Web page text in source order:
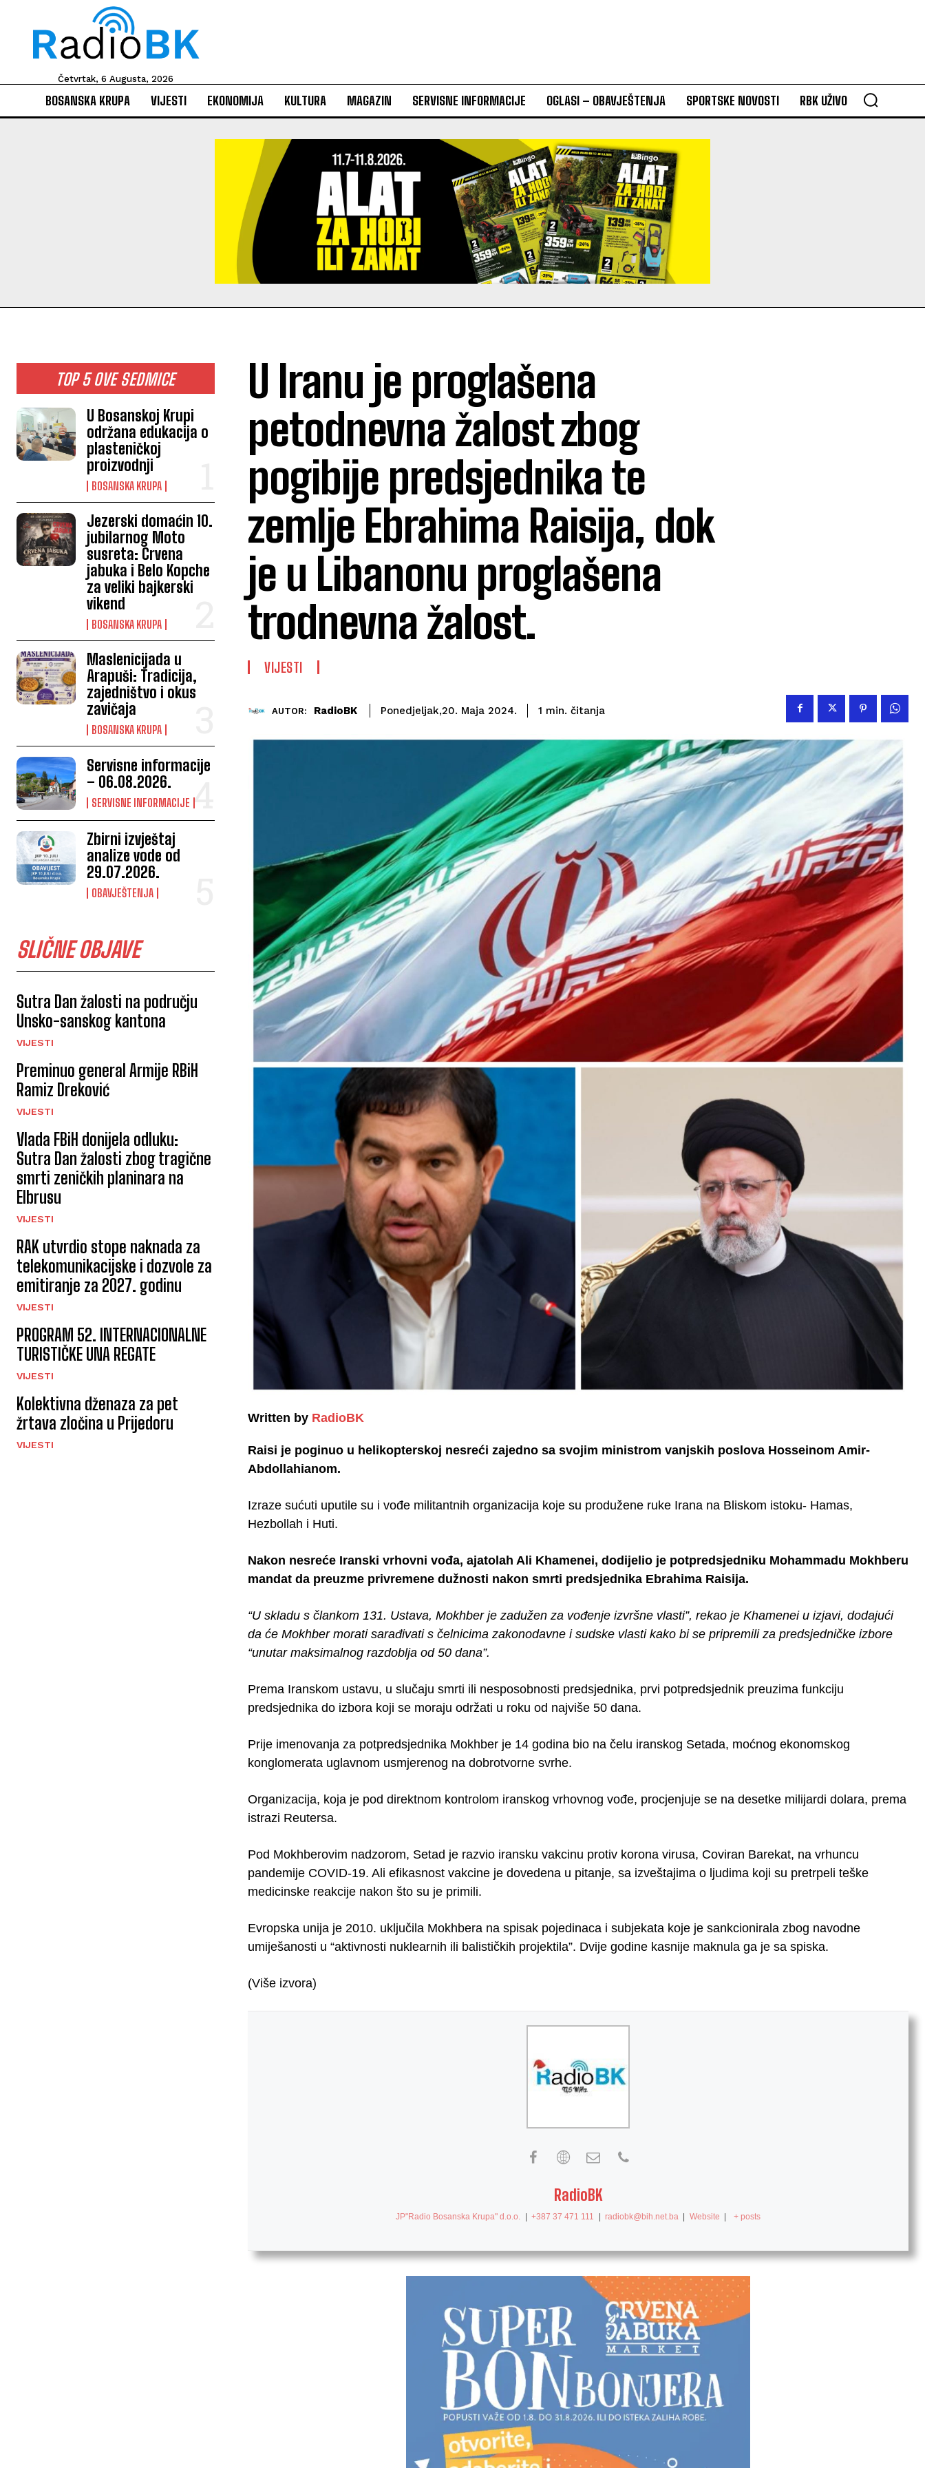
Četvrtak, 6 Augusta, 2026
BOSANSKA KRUPA VIJESTI EKONOMIJA KULTURA MAGAZIN SERVISNE INFORMACIJE OGLASI – OBAVJEŠTENJA SPORTSKE NOVOSTI RBK UŽIVO
TOP 5 OVE SEDMICE
U Bosanskoj Krupi
održana edukacija o
plasteničkoj
proizvodnji
BOSANSKA KRUPA
Jezerski domaćin 10.
jubilarnog Moto
susreta: Crvena
jabuka i Belo Kopche
za veliki bajkerski
vikend
BOSANSKA KRUPA
Maslenicijada u
Arapuši: Tradicija,
zajedništvo i okus
zavičaja
BOSANSKA KRUPA
Servisne informacije
– 06.08.2026.
SERVISNE INFORMACIJE
Zbirni izvještaj
analize vode od
29.07.2026.
OBAVJEŠTENJA
SLIČNE OBJAVE
Sutra Dan žalosti na području
Unsko-sanskog kantona
VIJESTI
Preminuo general Armije RBiH
Ramiz Dreković
VIJESTI
Vlada FBiH donijela odluku:
Sutra Dan žalosti zbog tragične
smrti zeničkih planinara na
Elbrusu
VIJESTI
RAK utvrdio stope naknada za
telekomunikacijske i dozvole za
emitiranje za 2027. godinu
VIJESTI
PROGRAM 52. INTERNACIONALNE
TURISTIČKE UNA REGATE
VIJESTI
Kolektivna dženaza za pet
žrtava zločina u Prijedoru
VIJESTI
U Iranu je proglašena
petodnevna žalost zbog
pogibije predsjednika te
zemlje Ebrahima Raisija, dok
je u Libanonu proglašena
trodnevna žalost.
VIJESTI
AUTOR: RadioBK Ponedjeljak,20. Maja 2024. 1 min. čitanja
Written by RadioBK
Raisi je poginuo u helikopterskoj nesreći zajedno sa svojim ministrom vanjskih poslova Hosseinom Amir-
Abdollahianom.
Izraze sućuti uputile su i vođe militantnih organizacija koje su produžene ruke Irana na Bliskom istoku- Hamas,
Hezbollah i Huti.
Nakon nesreće Iranski vrhovni vođa, ajatolah Ali Khamenei, dodijelio je potpredsjedniku Mohammadu Mokhberu
mandat da preuzme privremene dužnosti nakon smrti predsjednika Ebrahima Raisija.
“U skladu s člankom 131. Ustava, Mokhber je zadužen za vođenje izvršne vlasti”, rekao je Khamenei u izjavi, dodajući
da će Mokhber morati sarađivati s čelnicima zakonodavne i sudske vlasti kako bi se pripremili za predsjedničke izbore
“unutar maksimalnog razdoblja od 50 dana”.
Prema Iranskom ustavu, u slučaju smrti ili nesposobnosti predsjednika, prvi potpredsjednik preuzima funkciju
predsjednika do izbora koji se moraju održati u roku od najviše 50 dana.
Prije imenovanja za potpredsjednika Mokhber je 14 godina bio na čelu iranskog Setada, moćnog ekonomskog
konglomerata uglavnom usmjerenog na dobrotvorne svrhe.
Organizacija, koja je pod direktnom kontrolom iranskog vrhovnog vođe, procjenjuje se na desetke milijardi dolara, prema
istrazi Reutersa.
Pod Mokhberovim nadzorom, Setad je razvio iransku vakcinu protiv korona virusa, Coviran Barekat, na vrhuncu
pandemije COVID-19. Ali efikasnost vakcine je dovedena u pitanje, sa izveštajima o ljudima koji su pretrpeli teške
medicinske reakcije nakon što su je primili.
Evropska unija je 2010. uključila Mokhbera na spisak pojedinaca i subjekata koje je sankcionirala zbog navodne
umiješanosti u “aktivnosti nuklearnih ili balističkih projektila”. Dvije godine kasnije maknula ga je sa spiska.
(Više izvora)
RadioBK
JP"Radio Bosanska Krupa" d.o.o. | +387 37 471 111 | radiobk@bih.net.ba | Website | + posts